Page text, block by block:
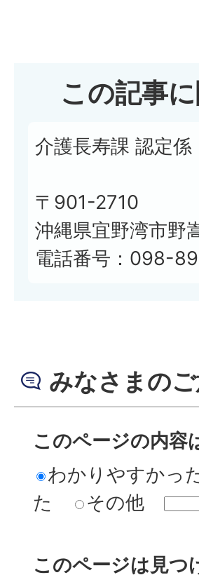
この記事
介護長寿課 認定係
〒901-2710
沖縄県宜野湾市野
電話番号：098-
みなさまの
このページの内容
わかりやすかっ
た
その他
このページは見つ